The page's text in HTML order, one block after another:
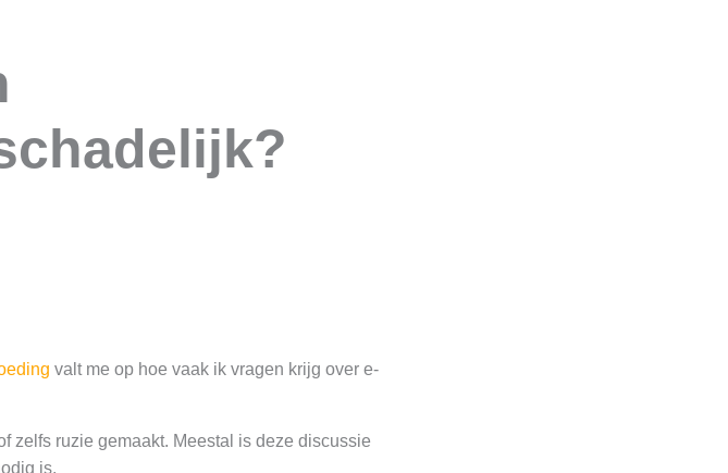
valt me op hoe vaak ik vragen krijg over e-
zelfs ruzie gemaakt. Meestal is deze discussie
is.